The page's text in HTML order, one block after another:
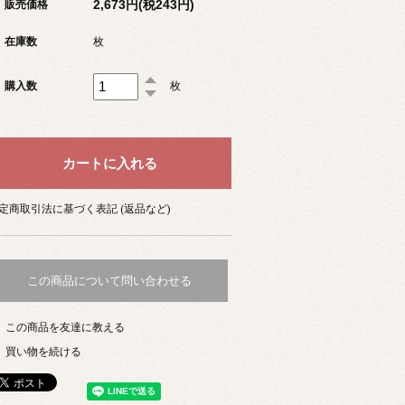
販売価格 2,673円(税243円)
在庫数 枚
購入数 枚
商取引法に基づく表記 (返品など)
この商品について問い合わせる
この商品を友達に教える
買い物を続ける